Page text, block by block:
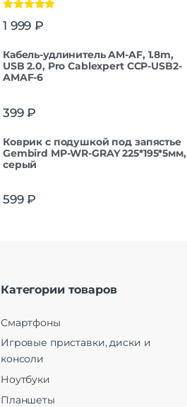
из 5
1 999 ₽
Кабель-удлинитель AM-AF, 1.8m,
USB 2.0, Pro Cablexpert CCP-USB2-
AMAF-6
399₽
Коврик с подушкой под запястье
Gembird MP-WR-GRAY 225*195*5мм,
серый
599₽
Категории товаров
Смартфоны
Игровые приставки, диски и
консоли
Ноутбуки
Планшеты